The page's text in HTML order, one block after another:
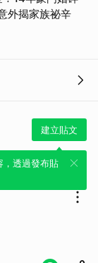
外揭家族祕辛
建立貼文
，透過發布貼